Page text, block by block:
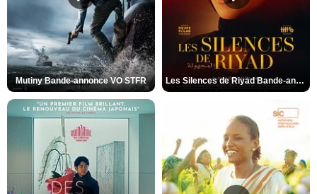
Mutiny Bande-annonce VO STFR Les Silences de Riyad Bande-annonce VO STFR